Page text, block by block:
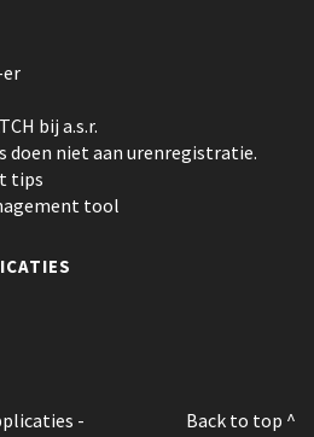
er
bij a.s.r.
doen niet aan urenregistratie.
tips
tool
Back to top ^
-